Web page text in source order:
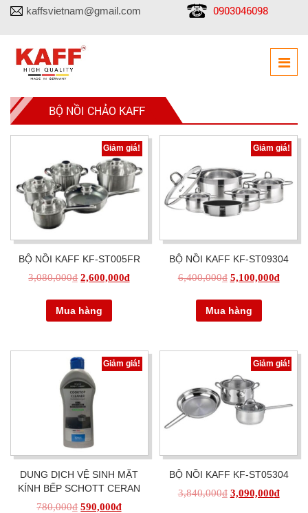
kaffsvietnam@gmail.com 0903046098
BỘ NỒI CHẢO KAFF
Giảm giá!
BỘ NỒI KAFF KF-ST005FR
3,080,000₫ 2,600,000₫
Mua hàng
Giảm giá!
BỘ NỒI KAFF KF-ST09304
6,400,000₫ 5,100,000₫
Mua hàng
Giảm giá!
DUNG DỊCH VỆ SINH MẶT
KÍNH BẾP SCHOTT CERAN
780,000₫ 590,000₫
Giảm giá!
BỘ NỒI KAFF KF-ST05304
3,840,000₫ 3,090,000₫